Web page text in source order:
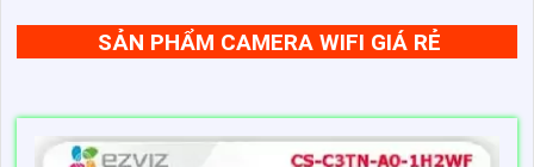
SẢN PHẨM CAMERA WIFI GIÁ RẺ